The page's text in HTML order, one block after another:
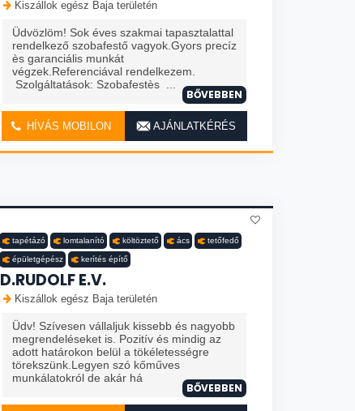
Kiszállok egész Baja területén
Üdvözlöm! Sok éves szakmai tapasztalattal
rendelkező szobafestő vagyok.Gyors precíz
ès garanciális munkát
végzek.Referenciával rendelkezem.
Szolgáltatások: Szobafestès ...
BŐVEBBEN
HÍVÁS MOBILON AJÁNLATKÉRÉS
tapétázó lomtalanító költöztető ács tetőfedő
épületgépész kerítés építő
D.RUDOLF E.V.
Kiszállok egész Baja területén
Üdv! Szívesen vállaljuk kissebb és nagyobb
megrendeléseket is. Pozitív és mindig az
adott határokon belül a tökéletességre
törekszünk.Legyen szó kőműves
munkálatokról de akár há
BŐVEBBEN